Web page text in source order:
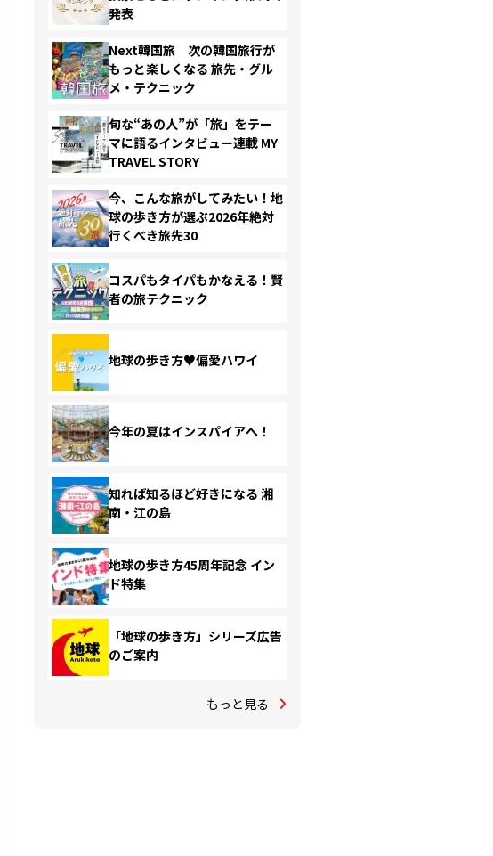
発表
Next韓国旅 次の韓国旅行が
もっと楽しくなる 旅先・グル
メ・テクニック
旬な“あの人”が「旅」をテー
マに語るインタビュー連載 MY
TRAVEL STORY
今、こんな旅がしてみたい！地
球の歩き方が選ぶ2026年絶対
行くべき旅先30
コスパもタイパもかなえる！賢
者の旅テクニック
地球の歩き方♥偏愛ハワイ
今年の夏はインスパイアへ！
知れば知るほど好きになる 湘
南・江の島
地球の歩き方45周年記念 イン
ド特集
「地球の歩き方」シリーズ広告
のご案内
もっと見る